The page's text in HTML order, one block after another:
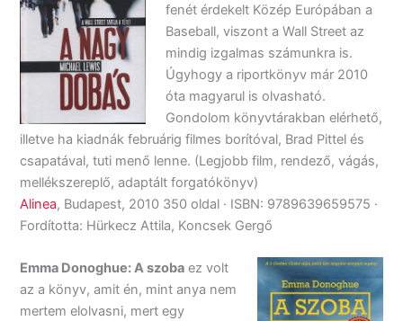
fenét érdekelt Közép Európában a
Baseball, viszont a Wall Street az
mindig izgalmas számunkra is.
Úgyhogy a riportkönyv már 2010
óta magyarul is olvasható.
Gondolom könyvtárakban elérhető,
illetve ha kiadnák februárig filmes borítóval, Brad Pittel és
csapatával, tuti menő lenne. (Legjobb film, rendező, vágás,
mellékszereplő, adaptált forgatókönyv)
Alinea, Budapest, 2010 350 oldal · ISBN: 9789639659575 ·
Fordította: Hürkecz Attila, Koncsek Gergő
Emma Donoghue: A szoba ez volt
az a könyv, amit én, mint anya nem
mertem elolvasni, mert egy